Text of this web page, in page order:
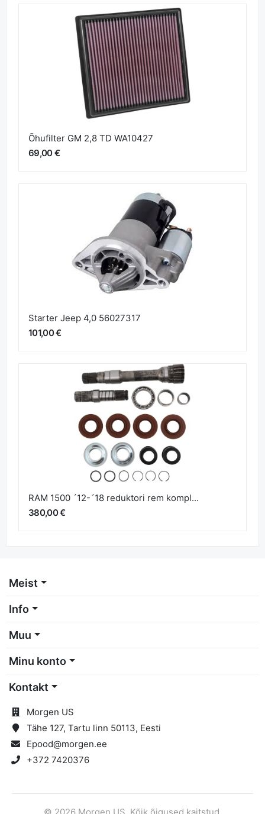
Õhufilter GM 2,8 TD WA10427
69,00 €
Starter Jeep 4,0 56027317
101,00 €
RAM 1500 ´12-´18 reduktori rem kompl...
380,00 €
Meist
Info
Muu
Minu konto
Kontakt
Morgen US
Tähe 127, Tartu linn 50113, Eesti
Epood@morgen.ee
+372 7420376
© 2026 Morgen US. Kõik õigused kaitstud.